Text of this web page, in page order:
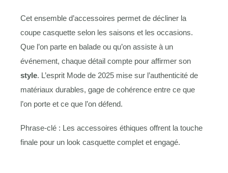
Cet ensemble d’accessoires permet de décliner la
coupe casquette selon les saisons et les occasions.
Que l’on parte en balade ou qu’on assiste à un
événement, chaque détail compte pour affirmer son
style. L’esprit Mode de 2025 mise sur l’authenticité de
matériaux durables, gage de cohérence entre ce que
l’on porte et ce que l’on défend.
Phrase-clé : Les accessoires éthiques offrent la touche
finale pour un look casquette complet et engagé.